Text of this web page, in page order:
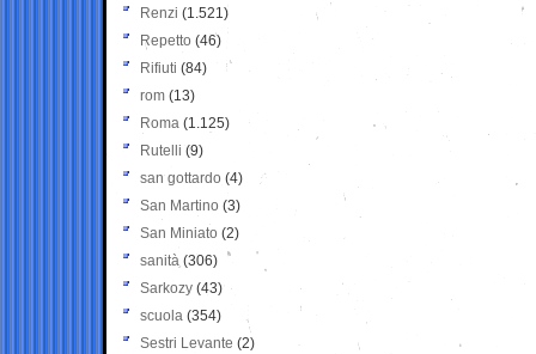
Renzi (1.521)
Repetto (46)
Rifiuti (84)
rom (13)
Roma (1.125)
Rutelli (9)
san gottardo (4)
San Martino (3)
San Miniato (2)
sanità (306)
Sarkozy (43)
scuola (354)
Sestri Levante (2)